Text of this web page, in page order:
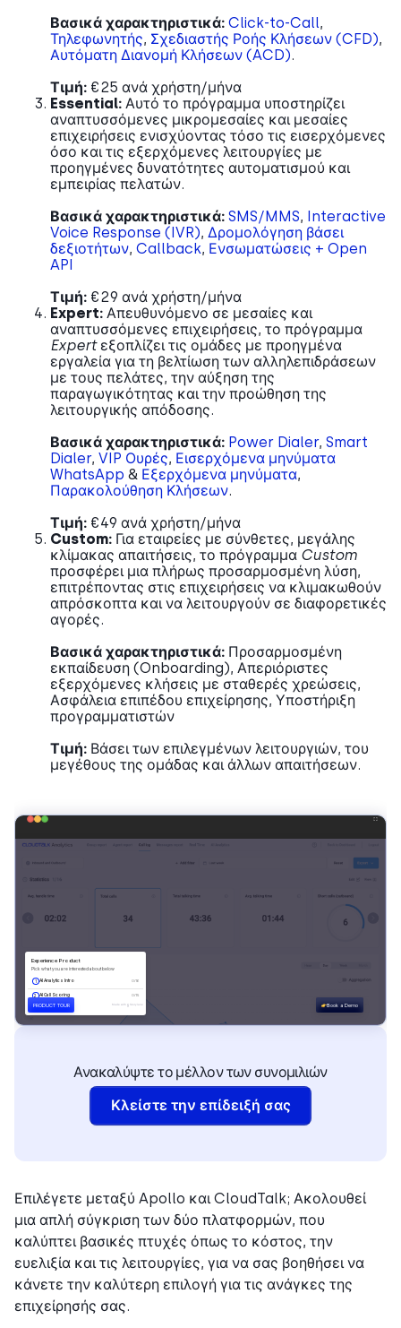
Βασικά χαρακτηριστικά: Click-to-Call,
Τηλεφωνητής, Σχεδιαστής Ροής Κλήσεων (CFD),
Αυτόματη Διανομή Κλήσεων (ACD).
Τιμή: €25 ανά χρήστη/μήνα
Essential: Αυτό το πρόγραμμα υποστηρίζει
αναπτυσσόμενες μικρομεσαίες και μεσαίες
επιχειρήσεις ενισχύοντας τόσο τις εισερχόμενες
όσο και τις εξερχόμενες λειτουργίες με
προηγμένες δυνατότητες αυτοματισμού και
εμπειρίας πελατών.
Βασικά χαρακτηριστικά: SMS/MMS, Interactive
Voice Response (IVR), Δρομολόγηση βάσει
δεξιοτήτων, Callback, Ενσωματώσεις + Open
API
Τιμή: €29 ανά χρήστη/μήνα
Expert: Απευθυνόμενο σε μεσαίες και
αναπτυσσόμενες επιχειρήσεις, το πρόγραμμα
Expertεξοπλίζει τις ομάδες με προηγμένα
εργαλεία για τη βελτίωση των αλληλεπιδράσεων
με τους πελάτες, την αύξηση της
παραγωγικότητας και την προώθηση της
λειτουργικής απόδοσης.
Βασικά χαρακτηριστικά: Power Dialer, Smart
Dialer, VIP Ουρές, Εισερχόμενα μηνύματα
WhatsApp & Εξερχόμενα μηνύματα,
Παρακολούθηση Κλήσεων.
Τιμή: €49 ανά χρήστη/μήνα
Custom: Για εταιρείες με σύνθετες, μεγάλης
κλίμακας απαιτήσεις, το πρόγραμμα Custom
προσφέρει μια πλήρως προσαρμοσμένη λύση,
επιτρέποντας στις επιχειρήσεις να κλιμακωθούν
απρόσκοπτα και να λειτουργούν σε διαφορετικές
αγορές.
Βασικά χαρακτηριστικά: Προσαρμοσμένη
εκπαίδευση (Onboarding), Απεριόριστες
εξερχόμενες κλήσεις με σταθερές χρεώσεις,
Ασφάλεια επιπέδου επιχείρησης, Υποστήριξη
προγραμματιστών
Τιμή: Βάσει των επιλεγμένων λειτουργιών, του
μεγέθους της ομάδας και άλλων απαιτήσεων.
Ανακαλύψτε το μέλλον των συνομιλιών
Κλείστε την επίδειξή σας
Επιλέγετε μεταξύ Apollo και CloudTalk; Ακολουθεί
μια απλή σύγκριση των δύο πλατφορμών, που
καλύπτει βασικές πτυχές όπως το κόστος, την
ευελιξία και τις λειτουργίες, για να σας βοηθήσει να
κάνετε την καλύτερη επιλογή για τις ανάγκες της
επιχείρησής σας.